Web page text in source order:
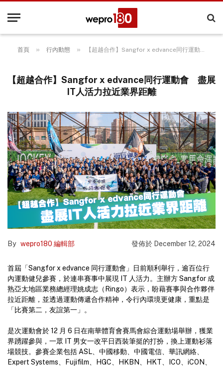
首頁 » 行內動態 » 【超越合作】Sangfor x edvance同行運動會 盡展IT人活力拉近業界距離
【超越合作】Sangfor x edvance同行運動會 盡展
IT人活力拉近業界距離
By wepro180 編輯部 發佈於 December 12, 2024
首屆「Sangfor x edvance 同行運動會」日前順利舉行，逾百位行
內運動健兒參賽，於連串賽事中展現 IT 人活力。主辦方 Sangfor 成
熟亞太地區業務總經理姚成志（Ringo）表示，盼藉賽事與合作夥伴
拉近距離，並透過運動傳遞合作精神，令行內環境更健康，重點是
「比賽第二，友誼第一」。
是次運動會於 12 月 6 日在南華體育會賽馬會綜合運動場舉辦，獲業
界踴躍參與，一眾 IT 男女一改平日西裝筆挺的打扮，換上運動衫落
場競技。參賽企業包括 ASL、中國移動、中國電信、華訊網絡、
Expert Systems、Fujifilm、HGC、HKBN、HKT、ICO、iCON、